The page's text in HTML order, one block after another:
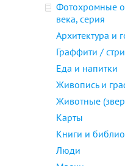
Фотохромные
века, серия
Архитектура и
Граффити /
Еда и напитки
Живопись и
Животные
Карты
Книги и
Люди